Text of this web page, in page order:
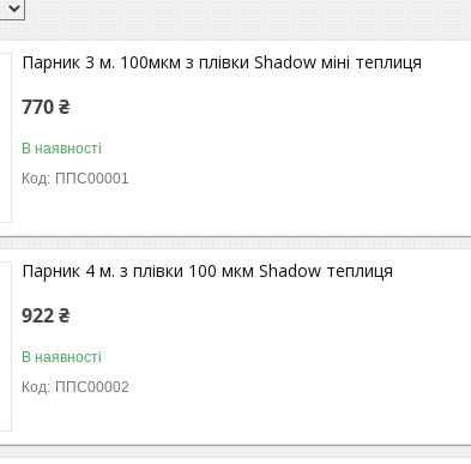
Парник 3 м. 100мкм з плівки Shadow міні теплиця
770 ₴
В наявності
ППС00001
Парник 4 м. з плівки 100 мкм Shadow теплиця
922 ₴
В наявності
ППС00002